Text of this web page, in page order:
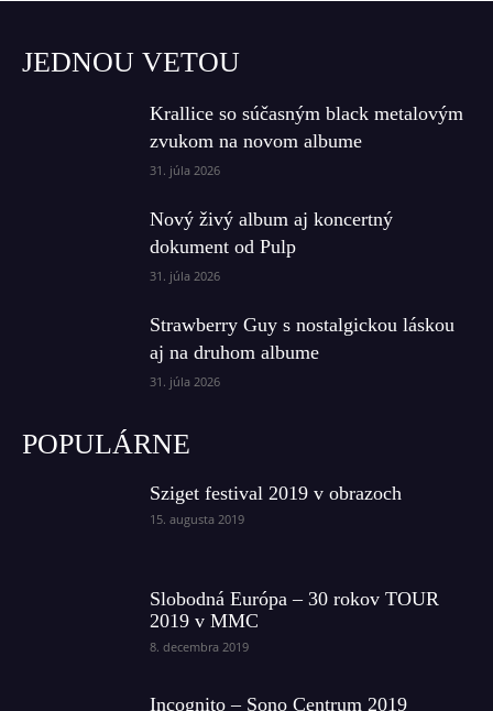
JEDNOU VETOU
Krallice so súčasným black metalovým
zvukom na novom albume
31. júla 2026
Nový živý album aj koncertný
dokument od Pulp
31. júla 2026
Strawberry Guy s nostalgickou láskou
aj na druhom albume
31. júla 2026
POPULÁRNE
Sziget festival 2019 v obrazoch
15. augusta 2019
Slobodná Európa – 30 rokov TOUR
2019 v MMC
8. decembra 2019
Incognito – Sono Centrum 2019